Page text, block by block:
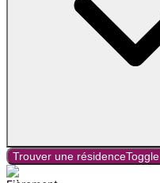
Trouver une résidenceToggle